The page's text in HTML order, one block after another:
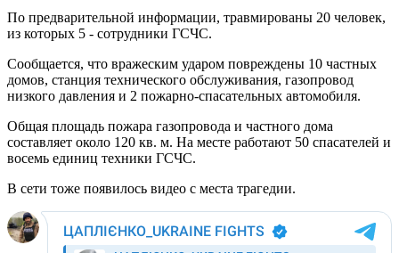
По предварительной информации, травмированы 20 человек,
из которых 5 - сотрудники ГСЧС.
Сообщается, что вражеским ударом повреждены 10 частных
домов, станция технического обслуживания, газопровод
низкого давления и 2 пожарно-спасательных автомобиля.
Общая площадь пожара газопровода и частного дома
составляет около 120 кв. м. На месте работают 50 спасателей и
восемь единиц техники ГСЧС.
В сети тоже появилось видео с места трагедии.